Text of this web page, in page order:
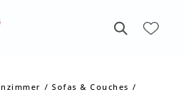
Sofas & Couches